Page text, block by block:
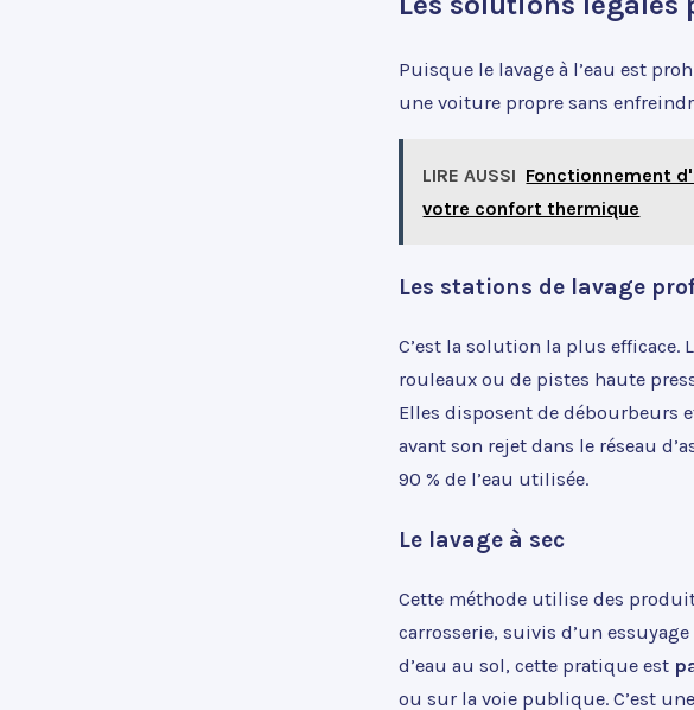
Puisque le lavage à l’eau est
une voiture propre sans
LIRE AUSSI Fonctionnement
votre confort thermique
Les stations de lavage
C’est la solution la plus efficace.
rouleaux ou de pistes haute
Elles disposent de débourbeurs
avant son rejet dans le réseau
90 % de l’eau utilisée.
Le lavage à sec
Cette méthode utilise des
carrosserie, suivis d’un
d’eau au sol, cette pratique est
ou sur la voie publique. C’est